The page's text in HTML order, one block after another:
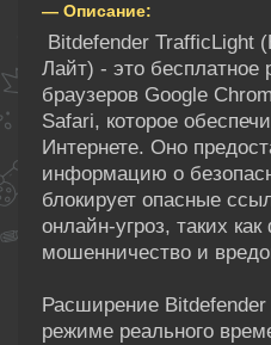
— Описание:
Bitdefender TrafficLight
Лайт) - это бесплатное
браузеров Google
Safari, которое
Интернете. Оно
информацию о
блокирует опасные
онлайн-угроз, таких
мошенничество и
Расширение
режиме реального